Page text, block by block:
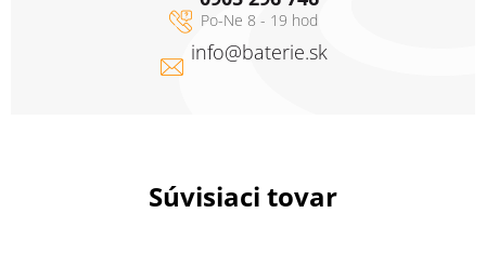
Súvisiaci tovar
info@baterie.sk